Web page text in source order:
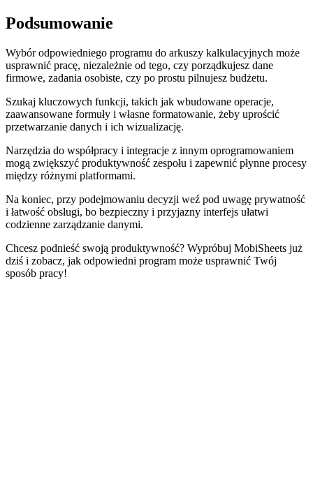
Podsumowanie
Wybór odpowiedniego programu do arkuszy kalkulacyjnych może
usprawnić pracę, niezależnie od tego, czy porządkujesz dane
firmowe, zadania osobiste, czy po prostu pilnujesz budżetu.
Szukaj kluczowych funkcji, takich jak wbudowane operacje,
zaawansowane formuły i własne formatowanie, żeby uprościć
przetwarzanie danych i ich wizualizację.
Narzędzia do współpracy i integracje z innym oprogramowaniem
mogą zwiększyć produktywność zespołu i zapewnić płynne procesy
między różnymi platformami.
Na koniec, przy podejmowaniu decyzji weź pod uwagę prywatność
i łatwość obsługi, bo bezpieczny i przyjazny interfejs ułatwi
codzienne zarządzanie danymi.
Chcesz podnieść swoją produktywność? Wypróbuj MobiSheets już
dziś i zobacz, jak odpowiedni program może usprawnić Twój
sposób pracy!